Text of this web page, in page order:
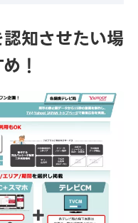
知させたい場
！